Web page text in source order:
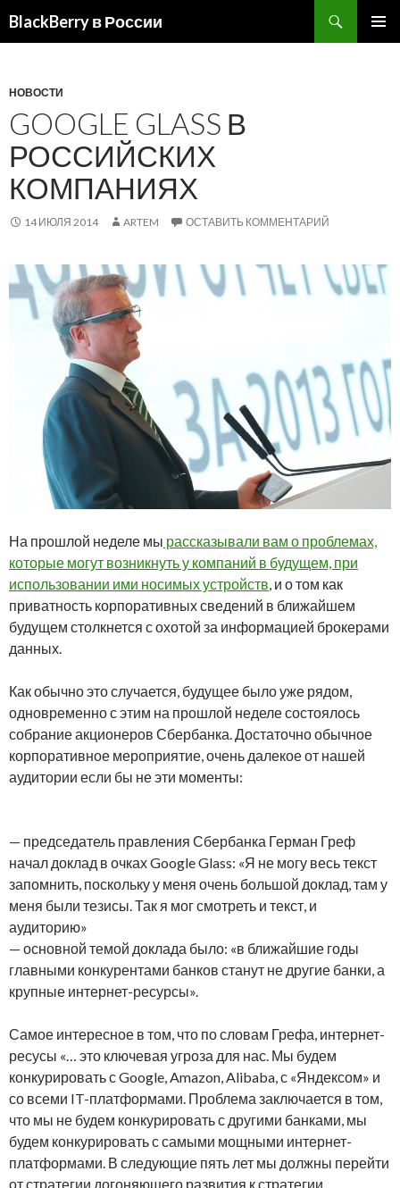
BlackBerry в России
НОВОСТИ
GOOGLE GLASS В
РОССИЙСКИХ
КОМПАНИЯХ
14 ИЮЛЯ 2014 ARTEM ОСТАВИТЬ КОММЕНТАРИЙ
На прошлой неделе мы рассказывали вам о проблемах,
которые могут возникнуть у компаний в будущем, при
использовании ими носимых устройств, и о том как
приватность корпоративных сведений в ближайшем
будущем столкнется с охотой за информацией брокерами
данных.
Как обычно это случается, будущее было уже рядом,
одновременно с этим на прошлой неделе состоялось
собрание акционеров Сбербанка. Достаточно обычное
корпоративное мероприятие, очень далекое от нашей
аудитории если бы не эти моменты:
— председатель правления Сбербанка Герман Греф
начал доклад в очках Google Glass: «Я не могу весь текст
запомнить, поскольку у меня очень большой доклад, там у
меня были тезисы. Так я мог смотреть и текст, и
аудиторию»
— основной темой доклада было: «в ближайшие годы
главными конкурентами банков станут не другие банки, а
крупные интернет-ресурсы».
Самое интересное в том, что по словам Грефа, интернет-
ресусы «… это ключевая угроза для нас. Мы будем
конкурировать с Google, Amazon, Alibaba, с «Яндексом» и
со всеми IT-платформами. Проблема заключается в том,
что мы не будем конкурировать с другими банками, мы
будем конкурировать с самыми мощными интернет-
платформами. В следующие пять лет мы должны перейти
от стратегии догоняющего развития к стратегии